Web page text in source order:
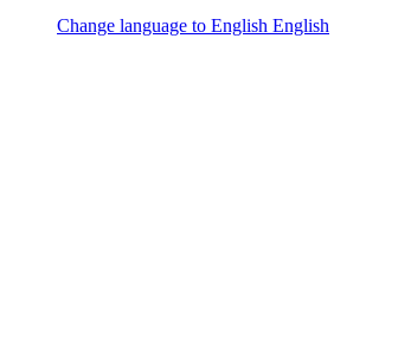
Change language to English English